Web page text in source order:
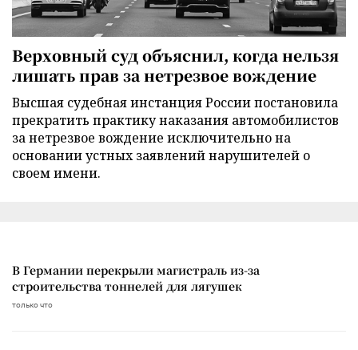
Верховный суд объяснил, когда нельзя
лишать прав за нетрезвое вождение
Высшая судебная инстанция России постановила
прекратить практику наказания автомобилистов
за нетрезвое вождение исключительно на
основании устных заявлений нарушителей о
своем имени.
В Германии перекрыли магистраль из-за
строительства тоннелей для лягушек
только что